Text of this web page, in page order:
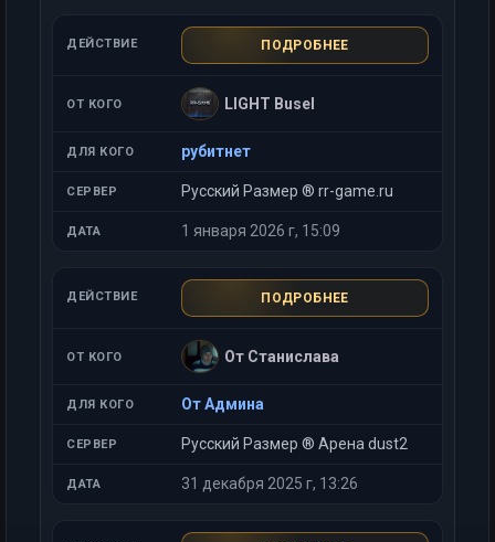
ПОДРОБНЕЕ
LIGHT Busel
рубитнет
Русский Размер ® rr-game.ru
1 января 2026 г, 15:09
ПОДРОБНЕЕ
От Станислава
От Админа
Русский Размер ® Арена dust2
31 декабря 2025 г, 13:26